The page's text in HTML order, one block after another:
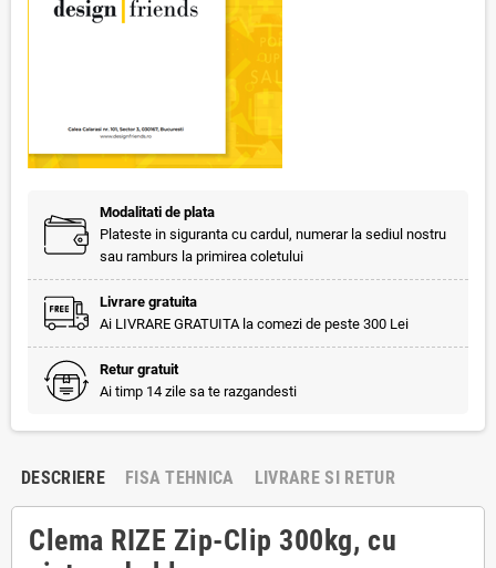
Modalitati de plata
Plateste in siguranta cu cardul, numerar la sediul nostru
sau ramburs la primirea coletului
Livrare gratuita
Ai LIVRARE GRATUITA la comezi de peste 300 Lei
Retur gratuit
Ai timp 14 zile sa te razgandesti
DESCRIERE FISA TEHNICA LIVRARE SI RETUR
Clema RIZE Zip-Clip 300kg, cu